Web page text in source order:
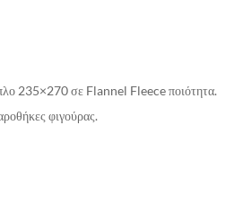
235×270 σε Flannel Fleece ποιότητα.
φιγούρας.